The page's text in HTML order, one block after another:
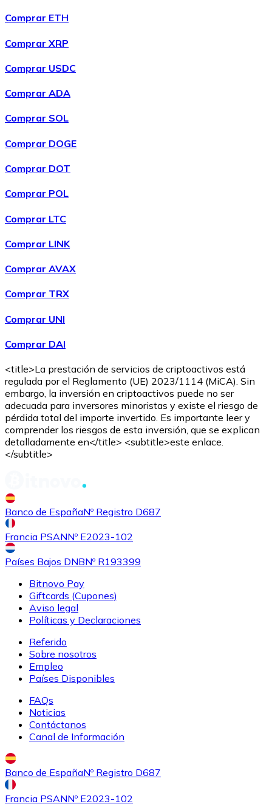
Comprar ETH
Comprar XRP
Comprar USDC
Comprar ADA
Comprar SOL
Comprar DOGE
Comprar DOT
Comprar POL
Comprar LTC
Comprar LINK
Comprar AVAX
Comprar TRX
Comprar UNI
Comprar DAI
<title>La prestación de servicios de criptoactivos está
regulada por el Reglamento (UE) 2023/1114 (MiCA). Sin
embargo, la inversión en criptoactivos puede no ser
adecuada para inversores minoristas y existe el riesgo de
pérdida total del importe invertido. Es importante leer y
comprender los riesgos de esta inversión, que se explican
detalladamente en</title> <subtitle>este enlace.
</subtitle>
Banco de EspañaNº Registro D687
Francia PSANNº E2023-102
Países Bajos DNBNº R193399
Bitnovo Pay
Giftcards (Cupones)
Aviso legal
Políticas y Declaraciones
Referido
Sobre nosotros
Empleo
Países Disponibles
FAQs
Noticias
Contáctanos
Canal de Información
Banco de EspañaNº Registro D687
Francia PSANNº E2023-102